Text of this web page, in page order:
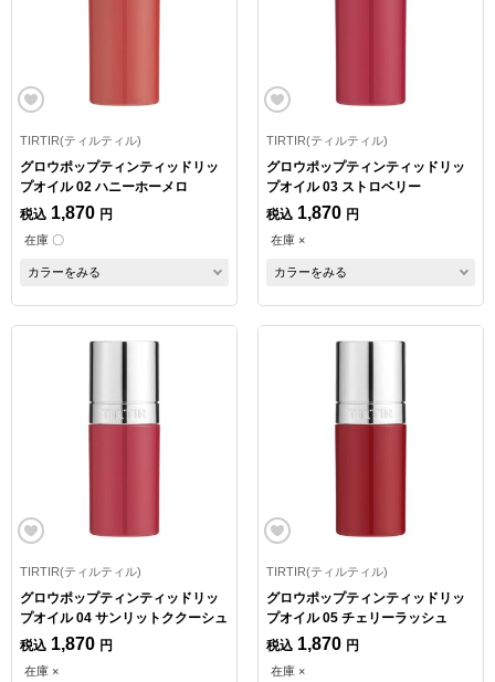
TIRTIR(ティルティル)
グロウポップティンティッドリッ
プオイル 02 ハニーホーメロ
税込 1,870 円
在庫 〇
カラーをみる
TIRTIR(ティルティル)
グロウポップティンティッドリッ
プオイル 03 ストロベリー
税込 1,870 円
在庫 ×
カラーをみる
TIRTIR(ティルティル)
グロウポップティンティッドリッ
プオイル 04 サンリットククーシュ
税込 1,870 円
在庫 ×
TIRTIR(ティルティル)
グロウポップティンティッドリッ
プオイル 05 チェリーラッシュ
税込 1,870 円
在庫 ×